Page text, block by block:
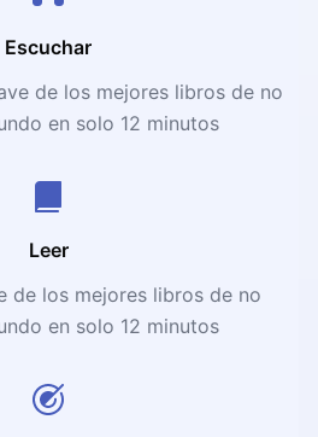
Escuchar
de los mejores libros de no
en solo 12 minutos
Leer
de los mejores libros de no
en solo 12 minutos